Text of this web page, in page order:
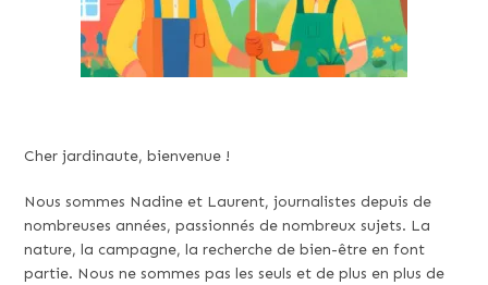
Cher jardinaute, bienvenue !
Nous sommes Nadine et Laurent, journalistes depuis de
nombreuses années, passionnés de nombreux sujets. La
nature, la campagne, la recherche de bien-être en font
partie. Nous ne sommes pas les seuls et de plus en plus de